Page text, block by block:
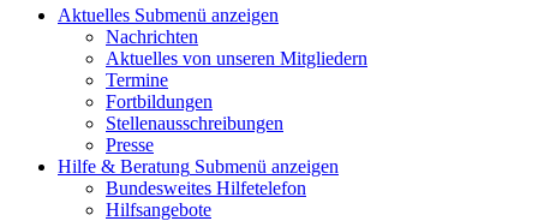
Aktuelles Submenü anzeigen
Nachrichten
Aktuelles von unseren Mitgliedern
Termine
Fortbildungen
Stellenausschreibungen
Presse
Hilfe & Beratung Submenü anzeigen
Bundesweites Hilfetelefon
Hilfsangebote